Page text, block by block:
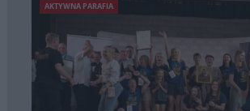
AKTYWNA PARAFIA